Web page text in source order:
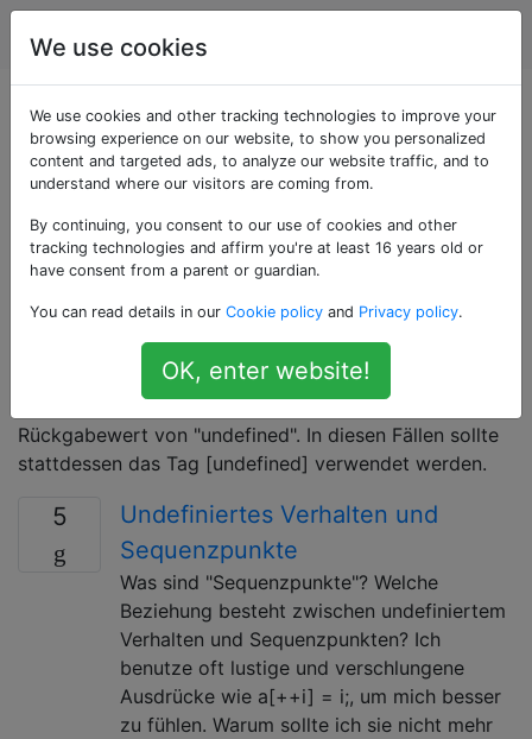
Programmierung
Als «undefined-
behavior» getaggte
Fragen
Ausführens eines Programms, das gegen Regeln der
Sprache verstößt, müssen weder Compiler, Interpreter
noch Laufzeitsystem erzwingen. Verwenden Sie dieses
Tag NICHT für Fragen zum Datentyp oder zum
Rückgabewert von "undefined". In diesen Fällen sollte
stattdessen das Tag [undefined] verwendet werden.
5
Undefiniertes Verhalten und
Sequenzpunkte
Was sind "Sequenzpunkte"? Welche
Beziehung besteht zwischen undefiniertem
Verhalten und Sequenzpunkten? Ich
benutze oft lustige und verschlungene
Ausdrücke wie a[++i] = i;, um mich besser
zu fühlen. Warum sollte ich sie nicht mehr
We use cookies
We use cookies and other tracking technologies to improve your
browsing experience on our website, to show you personalized
content and targeted ads, to analyze our website traffic, and to
understand where our visitors are coming from.
By continuing, you consent to our use of cookies and other
tracking technologies and affirm you're at least 16 years old or
have consent from a parent or guardian.
You can read details in our Cookie policy and Privacy policy.
OK, enter website!